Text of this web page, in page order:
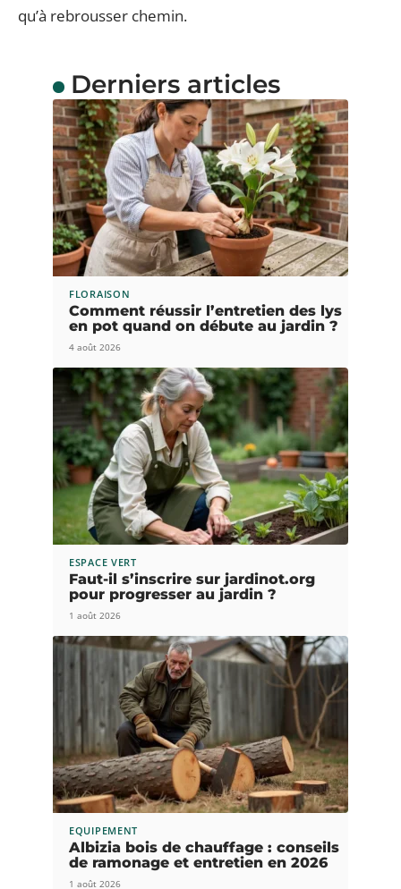
qu’à rebrousser chemin.
Derniers articles
FLORAISON
Comment réussir l’entretien des lys
en pot quand on débute au jardin ?
4 août 2026
ESPACE VERT
Faut-il s’inscrire sur jardinot.org
pour progresser au jardin ?
1 août 2026
EQUIPEMENT
Albizia bois de chauffage : conseils
de ramonage et entretien en 2026
1 août 2026